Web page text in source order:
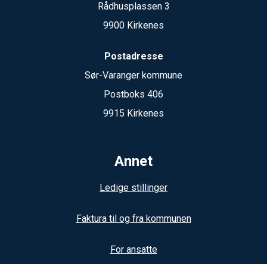
Rådhusplassen 3
9900 Kirkenes
Postadresse
Sør-Varanger kommune
Postboks 406
9915 Kirkenes
Annet
Ledige stillinger
Faktura til og fra kommunen
For ansatte